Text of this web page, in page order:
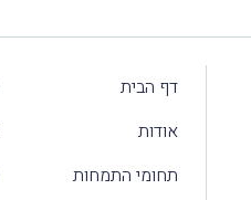
דף הבית
אודות
תחומי התמחות